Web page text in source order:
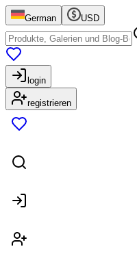
German USD
login
registrieren